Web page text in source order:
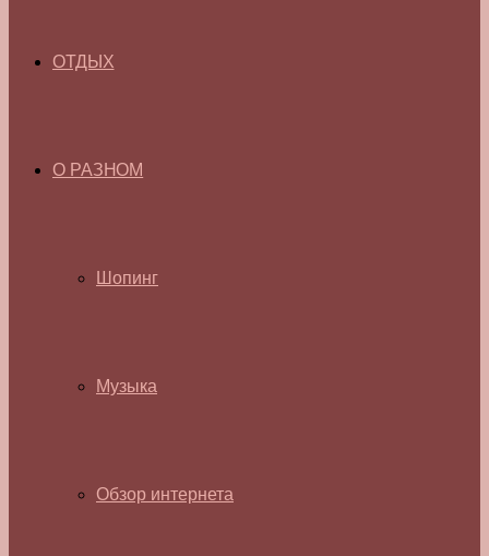
ОТДЫХ
О РАЗНОМ
Шопинг
Музыка
Обзор интернета